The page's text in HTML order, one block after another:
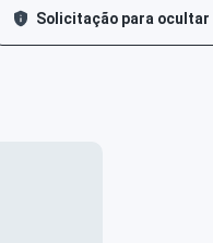
Solicitação para ocultar